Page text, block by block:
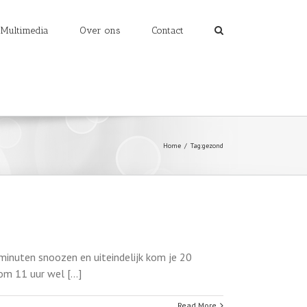
Multimedia Over ons Contact
Home / Tag:gezond
snoozen en uiteindelijk kom je 20
11 uur wel [...]